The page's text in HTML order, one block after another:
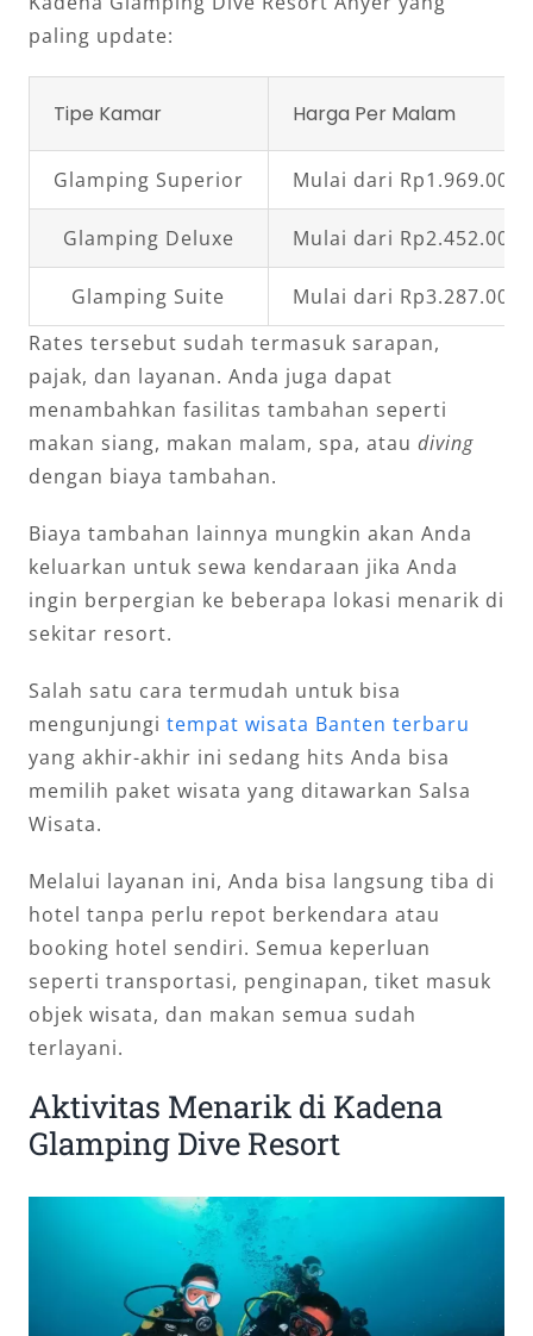
paling update:
Tipe Kamar Harga Per Malam
Glamping Superior Mulai dari
Glamping Deluxe Mulai dari
Glamping Suite
Mulai dari
Rates tersebut sudah termasuk sarapan,
pajak, dan layanan. Anda juga dapat
menambahkan fasilitas tambahan seperti
makan siang, makan malam, spa, atau diving
dengan biaya tambahan.
Biaya tambahan lainnya mungkin akan Anda
keluarkan untuk sewa kendaraan jika Anda
ingin berpergian ke beberapa lokasi menarik di
sekitar resort.
Salah satu cara termudah untuk bisa
mengunjungi tempat wisata Banten terbaru
yang akhir-akhir ini sedang hits Anda bisa
memilih paket wisata yang ditawarkan Salsa
Wisata.
Melalui layanan ini, Anda bisa langsung tiba di
hotel tanpa perlu repot berkendara atau
booking hotel sendiri. Semua keperluan
seperti transportasi, penginapan, tiket masuk
objek wisata, dan makan semua sudah
terlayani.
Aktivitas Menarik di Kadena
Glamping Dive Resort